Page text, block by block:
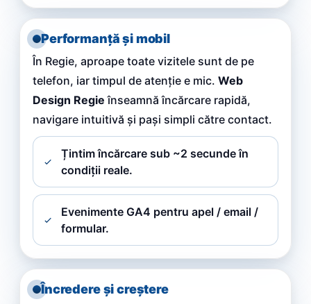
Performanță și mobil
În Regie, aproape toate vizitele sunt de pe
telefon, iar timpul de atenție e mic. Web
Design Regie înseamnă încărcare rapidă,
navigare intuitivă și pași simpli către contact.
Țintim încărcare sub ~2 secunde în
condiții reale.
Evenimente GA4 pentru apel / email /
formular.
Încredere și creștere